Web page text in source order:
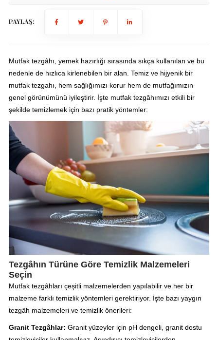
PAYLAŞ:
Mutfak tezgâhı, yemek hazırlığı sırasında sıkça kullanılan ve bu
nedenle de hızlıca kirlenebilen bir alan. Temiz ve hijyenik bir
mutfak tezgahı, hem sağlığımızı korur hem de mutfağımızın
genel görünümünü iyileştirir. İşte mutfak tezgâhımızı etkili bir
şekilde temizlemek için bazı pratik yöntemler:
Tezgâhın Türüne Göre Temizlik Malzemeleri
Seçin
Mutfak tezgâhları çeşitli malzemelerden yapılabilir ve her bir
malzeme farklı temizlik yöntemleri gerektiriyor. İşte bazı yaygın
tezgâh malzemeleri ve temizlik önerileri:
Granit Tezgâhlar: Granit yüzeyler için pH dengeli, granit dostu